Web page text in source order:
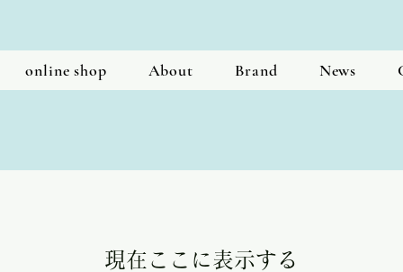
online shop About Brand News
現在ここに表示する